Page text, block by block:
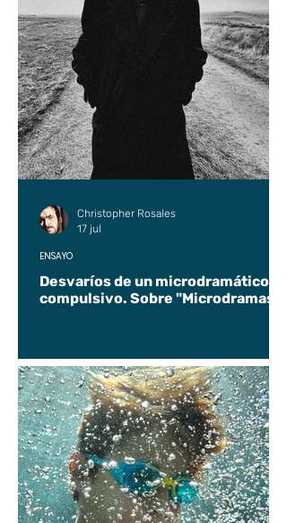
Desvaríos de un microdramático
compulsivo. Sobre "Microdramas".
ENSAYO
Christopher Rosales
17 jul